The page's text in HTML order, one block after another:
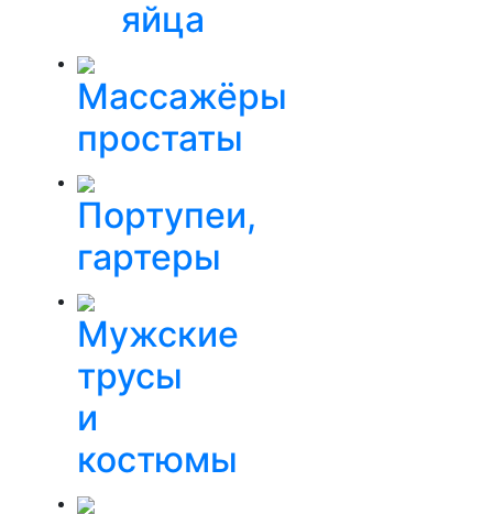
яйца
Массажёры
простаты
Портупеи,
гартеры
Мужские
трусы
и
костюмы